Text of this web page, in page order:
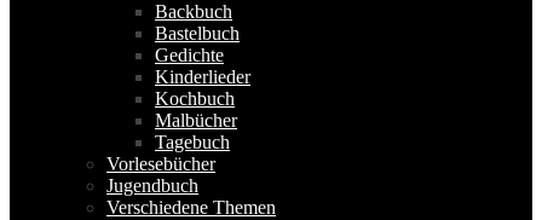
Backbuch
Bastelbuch
Gedichte
Kinderlieder
Kochbuch
Malbücher
Tagebuch
Vorlesebücher
Jugendbuch
Verschiedene Themen